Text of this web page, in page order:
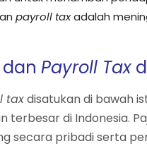
payroll taxadalah
dan Payroll Tax
taxdisatukan di bawah
terbesar di Indonesia.
secara pribadi serta